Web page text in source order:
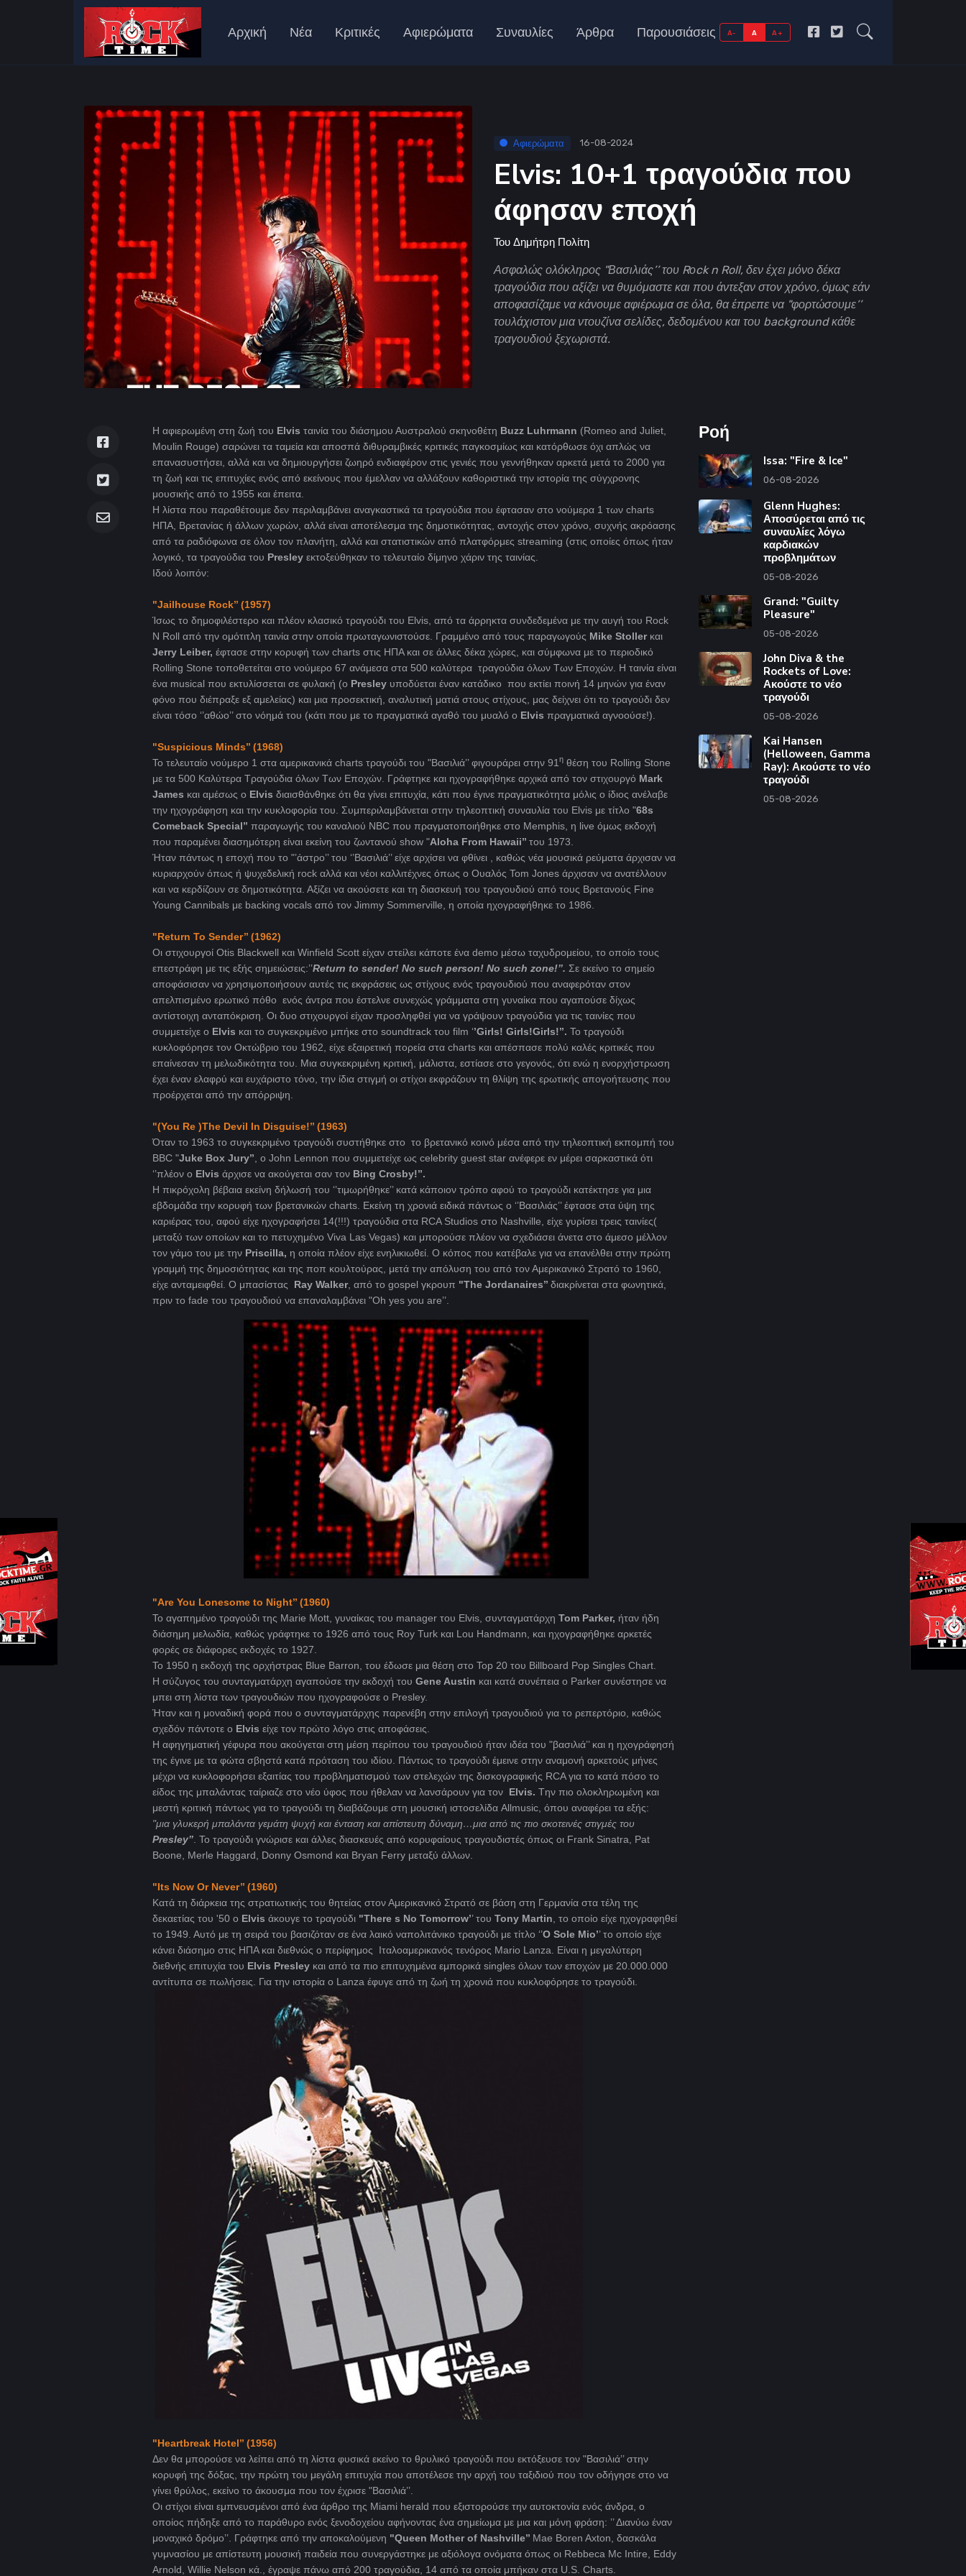
Αρχική Νέα Κριτικές Αφιερώματα Συναυλίες Άρθρα Παρουσιάσεις A- A A+
Αφιερώματα 16-08-2024
Elvis: 10+1 τραγούδια που
άφησαν εποχή
Του Δημήτρη Πολίτη
Ασφαλώς ολόκληρος "Βασιλιάς’’ του Rοck n Roll, δεν έχει μόνο δέκα
τραγούδια που αξίζει να θυμόμαστε και που άντεξαν στον χρόνο, όμως εάν
αποφασίζαμε να κάνουμε αφιέρωμα σε όλα, θα έπρεπε να "φορτώσουμε’’
τουλάχιστον μια ντουζίνα σελίδες, δεδομένου και του background κάθε
τραγουδιού ξεχωριστά.
Η αφιερωμένη στη ζωή του Elvis ταινία του διάσημου Αυστραλού σκηνοθέτη Buzz Luhrmann (Romeo and Juliet,
Moulin Rouge) σαρώνει τα ταμεία και αποσπά διθυραμβικές κριτικές παγκοσμίως και κατόρθωσε όχι απλώς να
επανασυστήσει, αλλά και να δημιουργήσει ζωηρό ενδιαφέρον στις γενιές που γεννήθηκαν αρκετά μετά το 2000 για
τη ζωή και τις επιτυχίες ενός από εκείνους που έμελλαν να αλλάξουν καθοριστικά την ιστορία της σύγχρονης
μουσικής από το 1955 και έπειτα.
Η λίστα που παραθέτουμε δεν περιλαμβάνει αναγκαστικά τα τραγούδια που έφτασαν στο νούμερα 1 των charts
ΗΠΑ, Βρετανίας ή άλλων χωρών, αλλά είναι αποτέλεσμα της δημοτικότητας, αντοχής στον χρόνο, συχνής ακρόασης
από τα ραδιόφωνα σε όλον τον πλανήτη, αλλά και στατιστικών από πλατφόρμες streaming (στις οποίες όπως ήταν
λογικό, τα τραγούδια του Presley εκτοξεύθηκαν το τελευταίο δίμηνο χάριν της ταινίας.
Ιδού λοιπόν:
"Jailhouse Rock’’ (1957)
Ίσως το δημοφιλέστερο και πλέον κλασικό τραγούδι του Elvis, από τα άρρηκτα συνδεδεμένα με την αυγή του Rock
N Roll από την ομότιτλη ταινία στην οποία πρωταγωνιστούσε. Γραμμένο από τους παραγωγούς Mike Stollerκαι
Jerry Leiber, έφτασε στην κορυφή των charts στις ΗΠΑ και σε άλλες δέκα χώρες, και σύμφωνα με το περιοδικό
Rolling Stone τοποθετείται στο νούμερο 67 ανάμεσα στα 500 καλύτερα τραγούδια όλων Των Εποχών. Η ταινία είναι
ένα musical που εκτυλίσσεται σε φυλακή (ο Presley υποδύεται έναν κατάδικο που εκτίει ποινή 14 μηνών για έναν
φόνο που διέπραξε εξ αμελείας) και μια προσεκτική, αναλυτική ματιά στους στίχους, μας δείχνει ότι το τραγούδι δεν
είναι τόσο ‘’αθώο’’ στο νόημά του (κάτι που με το πραγματικά αγαθό του μυαλό ο Elvis πραγματικά αγνοούσε!).
"Suspicious Minds’’ (1968)
Το τελευταίο νούμερο 1 στα αμερικανικά charts τραγούδι του "Bασιλιά’’ φιγουράρει στην 91 η θέση του Rolling Stone
με τα 500 Καλύτερα Τραγούδια όλων Των Εποχών. Γράφτηκε και ηχογραφήθηκε αρχικά από τον στιχουργό Mark
James και αμέσως ο Elvis διαισθάνθηκε ότι θα γίνει επιτυχία, κάτι που έγινε πραγματικότητα μόλις ο ίδιος ανέλαβε
την ηχογράφηση και την κυκλοφορία του. Συμπεριλαμβάνεται στην τηλεοπτική συναυλία του Elvis με τίτλο "68s
Comeback Special’’ παραγωγής του καναλιού NBC που πραγματοποιήθηκε στο Memphis, η live όμως εκδοχή
που παραμένει διασημότερη είναι εκείνη του ζωντανού show "Aloha From Hawaii’’ του 1973.
Ήταν πάντως η εποχή που το "’άστρο’’ του ‘’Βασιλιά’’ είχε αρχίσει να φθίνει , καθώς νέα μουσικά ρεύματα άρχισαν να
κυριαρχούν όπως ή ψυχεδελική rock αλλά και νέοι καλλιτέχνες όπως ο Ουαλός Tom Jones άρχισαν να ανατέλλουν
και να κερδίζουν σε δημοτικότητα. Αξίζει να ακούσετε και τη διασκευή του τραγουδιού από τους Βρετανούς Fine
Young Cannibals με backing vocals από τον Jimmy Sommerville, η οποία ηχογραφήθηκε το 1986.
"Return To Sender’’ (1962)
Οι στιχουργοί Otis Blackwell και Winfield Scott είχαν στείλει κάποτε ένα demo μέσω ταχυδρομείου, το οποίο τους
επεστράφη με τις εξής σημειώσεις:’’Return to sender! No such person! No such zone!’’. Σε εκείνο το σημείο
αποφάσισαν να χρησιμοποιήσουν αυτές τις εκφράσεις ως στίχους ενός τραγουδιού που αναφερόταν στον
απελπισμένο ερωτικό πόθο ενός άντρα που έστελνε συνεχώς γράμματα στη γυναίκα που αγαπούσε δίχως
αντίστοιχη ανταπόκριση. Οι δυο στιχουργοί είχαν προσληφθεί για να γράψουν τραγούδια για τις ταινίες που
συμμετείχε ο Elvis και το συγκεκριμένο μπήκε στο soundtrack του film ‘’Girls! Girls!Girls!’’. To τραγούδι
κυκλοφόρησε τον Οκτώβριο του 1962, είχε εξαιρετική πορεία στα charts και απέσπασε πολύ καλές κριτικές που
επαίνεσαν τη μελωδικότητα του. Μια συγκεκριμένη κριτική, μάλιστα, εστίασε στο γεγονός, ότι ενώ η ενορχήστρωση
έχει έναν ελαφρύ και ευχάριστο τόνο, την ίδια στιγμή οι στίχοι εκφράζουν τη θλίψη της ερωτικής απογοήτευσης που
προέρχεται από την απόρριψη.
"(You Re )The Devil In Disguise!’’ (1963)
Όταν το 1963 το συγκεκριμένο τραγούδι συστήθηκε στο το βρετανικό κοινό μέσα από την τηλεοπτική εκπομπή του
BBC "Juke Box Jury’’ , o John Lennon που συμμετείχε ως celebrity guest star ανέφερε εν μέρει σαρκαστικά ότι
‘’πλέον ο Elvis άρχισε να ακούγεται σαν τον Bing Crosby!’’.
Η πικρόχολη βέβαια εκείνη δήλωσή του ‘’τιμωρήθηκε’’ κατά κάποιον τρόπο αφού το τραγούδι κατέκτησε για μια
εβδομάδα την κορυφή των βρετανικών charts. Εκείνη τη χρονιά ειδικά πάντως ο ‘’Βασιλιάς’’ έφτασε στα ύψη της
καριέρας του, αφού είχε ηχογραφήσει 14(!!!) τραγούδια στα RCA Studios στο Nashville, είχε γυρίσει τρεις ταινίες(
μεταξύ των οποίων και το πετυχημένο Viva Las Vegas) και μπορούσε πλέον να σχεδιάσει άνετα στο άμεσο μέλλον
τον γάμο του με την Priscilla, η οποία πλέον είχε ενηλικιωθεί. Ο κόπος που κατέβαλε για να επανέλθει στην πρώτη
γραμμή της δημοσιότητας και της ποπ κουλτούρας, μετά την απόλυση του από τον Αμερικανικό Στρατό το 1960,
είχε ανταμειφθεί. O μπασίστας Ray Walker, από το gospel γκρουπ "The Jordanaires’’ διακρίνεται στα φωνητικά,
πριν το fade του τραγουδιού να επαναλαμβάνει "Oh yes you are’’.
"Are You Lonesome to Night’’ (1960)
Το αγαπημένο τραγούδι της Marie Mott, γυναίκας του manager του Elvis, συνταγματάρχη Tom Parker, ήταν ήδη
διάσημη μελωδία, καθώς γράφτηκε το 1926 από τους Roy Turk και Lou Handmann, και ηχογραφήθηκε αρκετές
φορές σε διάφορες εκδοχές το 1927.
Το 1950 η εκδοχή της ορχήστρας Blue Barron, του έδωσε μια θέση στο Top 20 του Billboard Pop Singles Chart.
H σύζυγος του συνταγματάρχη αγαπούσε την εκδοχή του Gene Austin και κατά συνέπεια ο Parker συνέστησε να
μπει στη λίστα των τραγουδιών που ηχογραφούσε ο Presley.
Ήταν και η μοναδική φορά που ο συνταγματάρχης παρενέβη στην επιλογή τραγουδιού για το ρεπερτόριο, καθώς
σχεδόν πάντοτε ο Elvis είχε τον πρώτο λόγο στις αποφάσεις.
Η αφηγηματική γέφυρα που ακούγεται στη μέση περίπου του τραγουδιού ήταν ιδέα του "βασιλιά’’ και η ηχογράφησή
της έγινε με τα φώτα σβηστά κατά πρόταση του ιδίου. Πάντως το τραγούδι έμεινε στην αναμονή αρκετούς μήνες
μέχρι να κυκλοφορήσει εξαιτίας του προβληματισμού των στελεχών της δισκογραφικής RCA για το κατά πόσο το
είδος της μπαλάντας ταίριαζε στο νέο ύφος που ήθελαν να λανσάρουν για τον Elvis. Tην πιο ολοκληρωμένη και
μεστή κριτική πάντως για το τραγούδι τη διαβάζουμε στη μουσική ιστοσελίδα Allmusic, όπου αναφέρει τα εξής:
"μια γλυκερή μπαλάντα γεμάτη ψυχή και ένταση και απίστευτη δύναμη…μια από τις πιο σκοτεινές στιγμές του
Presley’’ . Το τραγούδι γνώρισε και άλλες διασκευές από κορυφαίους τραγουδιστές όπως οι Frank Sinatra, Pat
Boone, Merle Haggard, Donny Osmond και Bryan Ferry μεταξύ άλλων.
"Its Now OrNever’’ (1960)
Κατά τη διάρκεια της στρατιωτικής του θητείας στον Αμερικανικό Στρατό σε βάση στη Γερμανία στα τέλη της
δεκαετίας του '50 ο Elvis άκουγε το τραγούδι "There s No Tomorrow’’ του Tony Martin , το οποίο είχε ηχογραφηθεί
το 1949. Αυτό με τη σειρά του βασιζόταν σε ένα λαικό ναπολιτάνικο τραγούδι με τίτλο ‘’O Sole Mio’’ το οποίο είχε
κάνει διάσημο στις ΗΠΑ και διεθνώς ο περίφημος Ιταλοαμερικανός τενόρος Mario Lanza. Είναι η μεγαλύτερη
διεθνής επιτυχία του Elvis Presley και από τα πιο επιτυχημένα εμπορικά singles όλων των εποχών με 20.000.000
αντίτυπα σε πωλήσεις. Για την ιστορία ο Lanza έφυγε από τη ζωή τη χρονιά που κυκλοφόρησε το τραγούδι.
"Heartbreak Hotel’’ (1956)
Δεν θα μπορούσε να λείπει από τη λίστα φυσικά εκείνο το θρυλικό τραγούδι που εκτόξευσε τον "Βασιλιά’’ στην
κορυφή της δόξας, την πρώτη του μεγάλη επιτυχία που αποτέλεσε την αρχή του ταξιδιού που τον οδήγησε στο να
γίνει θρύλος, εκείνο το άκουσμα που τον έχρισε "Βασιλιά’’.
Οι στίχοι είναι εμπνευσμένοι από ένα άρθρο της Miami herald που εξιστορούσε την αυτοκτονία ενός άνδρα, ο
οποίος πήδηξε από το παράθυρο ενός ξενοδοχείου αφήνοντας ένα σημείωμα με μια και μόνη φράση: ’’ Διανύω έναν
μοναχικό δρόμο’’. Γράφτηκε από την αποκαλούμενη "Queen Mother of Nashville’’ Mae Boren Axton, δασκάλα
γυμνασίου με απίστευτη μουσική παιδεία που συνεργάστηκε με αξιόλογα ονόματα όπως οι Rebbeca Mc Intire, Eddy
Arnold, Willie Nelson κά., έγραψε πάνω από 200 τραγούδια, 14 από τα οποία μπήκαν στα U.S. Charts.
Ροή
Issa: "Fire & Ice"
06-08-2026
Glenn Hughes:
Αποσύρεται από τις
συναυλίες λόγω
καρδιακών
προβλημάτων
05-08-2026
Grand: "Guilty
Pleasure"
05-08-2026
John Diva & the
Rockets of Love:
Ακούστε το νέο
τραγούδι
05-08-2026
Kai Hansen
(Helloween, Gamma
Ray): Ακούστε το νέο
τραγούδι
05-08-2026